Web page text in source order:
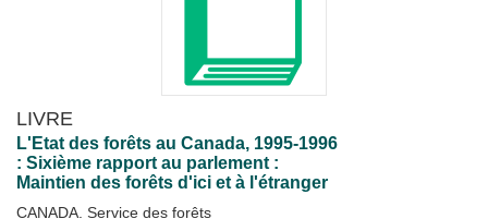
LIVRE
L'Etat des forêts au Canada, 1995-1996
: Sixième rapport au parlement :
Maintien des forêts d'ici et à l'étranger
CANADA. Service des forêts